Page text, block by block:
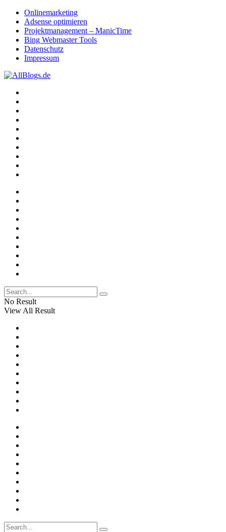
Onlinemarketing
Adsense optimieren
Projektmanagement – ManicTime
Bing Webmaster Tools
Datenschutz
Impressum
No Result
View All Result